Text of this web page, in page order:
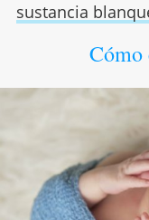
sustancia
Cómo